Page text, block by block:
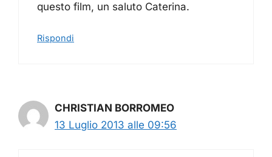
questo film, un saluto Caterina.
Rispondi
CHRISTIAN BORROMEO
13 Luglio 2013 alle 09:56